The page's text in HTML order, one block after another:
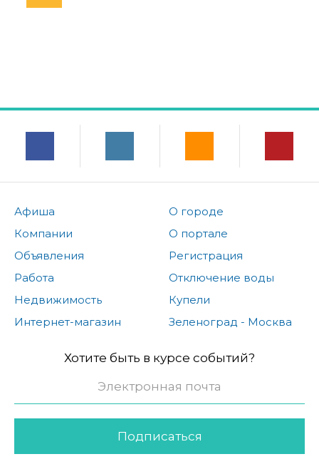
Афиша
Компании
Объявления
Работа
Недвижимость
Интернет-магазин
О городе
О портале
Регистрация
Отключение воды
Купели
Зеленоград - Москва
Хотите быть в курсе событий?
Подписаться